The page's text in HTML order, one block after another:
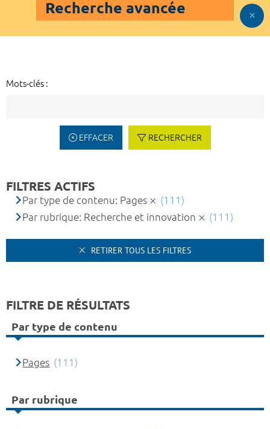
Recherche avancée
Mots-clés :
EFFACER RECHERCHER
FILTRES ACTIFS
Par type de contenu: Pages
(111)
Par rubrique: Recherche et innovation
(111)
RETIRER TOUS LES FILTRES
FILTRE DE RÉSULTATS
Par type de contenu
Pages (111)
Par rubrique